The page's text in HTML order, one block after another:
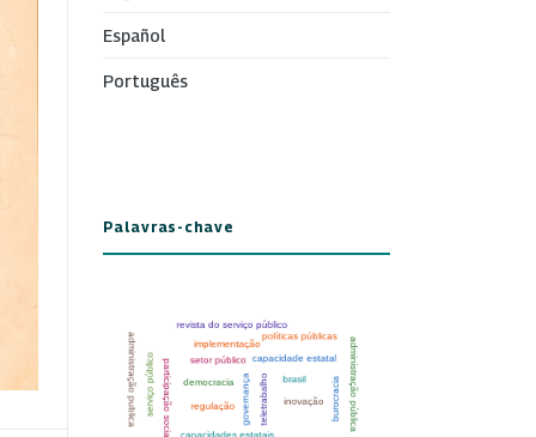
Español
Português
Palavras-chave